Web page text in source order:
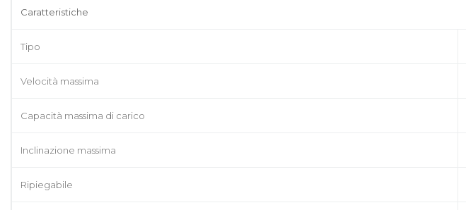
Caratteristiche
Tipo
Velocità massima
Capacità massima di carico
Inclinazione massima
Ripiegabile